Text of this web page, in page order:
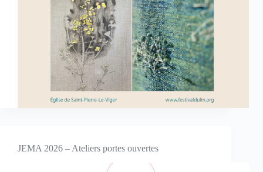
JEMA 2026 – Ateliers portes ouvertes